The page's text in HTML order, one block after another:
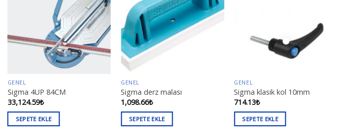
GENEL
Sigma 4UP 84CM
33,124.59₺
SEPETE EKLE
GENEL
Sigma derz malası
1,098.66₺
SEPETE EKLE
GENEL
Sigma klasik kol 10mm
714.13₺
SEPETE EKLE